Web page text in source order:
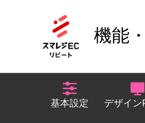
機能
基本設定 デザイン